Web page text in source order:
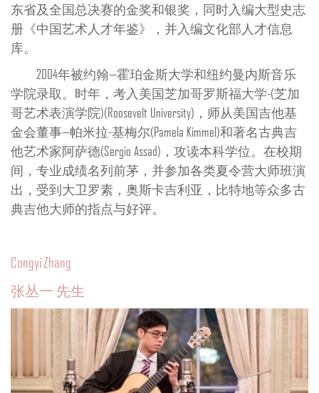
东省及全国总决赛的金奖和银奖，同时入编大型史志
册《中国艺术人才年鉴》，并入编文化部人才信息
库。
2004年被约翰—霍珀金斯大学和纽约曼内斯音乐
学院录取。时年，考入美国芝加哥罗斯福大学-(芝加
哥艺术表演学院)(Roosevelt University)，师从美国吉他基
金会董事—帕米拉-基梅尔(Pamela Kimmel)和著名古典吉
他艺术家阿萨德(Sergio Assad)，攻读本科学位。在校期
间，专业成绩名列前茅，并参加各类夏令营大师班演
出，受到大卫罗素，奥斯卡吉利亚，比特地等众多古
典吉他大师的指点与好评。
Congyi Zhang
张丛一 先生